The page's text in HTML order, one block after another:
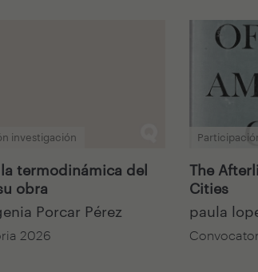
investigación
termodinámica del
obra
Porcar Pérez
2026
The
Cities
paula